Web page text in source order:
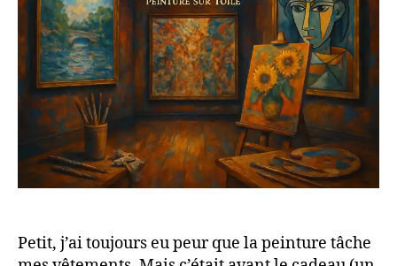
Émotionnel
au
Cœur
des
Médiums
et
Styles
de
la
Peinture
Petit, j’ai toujours eu peur que la peinture tâche